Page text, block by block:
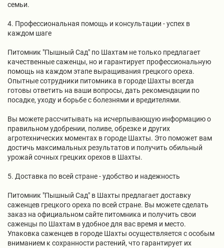
семьи.
4. Профессиональная помощь и консультации - успех в
каждом шаге
Питомник "Пышный Сад" по Шахтам не только предлагает
качественные саженцы, но и гарантирует профессиональную
помощь на каждом этапе выращивания грецкого ореха.
Опытные сотрудники питомника в городе Шахты всегда
готовы ответить на ваши вопросы, дать рекомендации по
посадке, уходу и борьбе с болезнями и вредителями.
Вы можете рассчитывать на исчерпывающую информацию о
правильном удобрении, поливе, обрезке и других
агротехнических моментах в городе Шахты. Это поможет вам
достичь максимальных результатов и получить обильный
урожай сочных грецких орехов в Шахты.
5. Доставка по всей стране - удобство и надежность
Питомник "Пышный Сад" в Шахты предлагает доставку
саженцев грецкого ореха по всей стране. Вы можете сделать
заказ на официальном сайте питомника и получить свои
саженцы по Шахтам в удобное для вас время и место.
Упаковка саженцев в городе Шахты осуществляется с особым
вниманием к сохранности растений, что гарантирует их